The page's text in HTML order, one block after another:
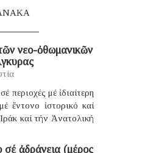
νεο-ὀθωμανικῶν
περιοχές μέ ἰδιαίτερη
ἔντονο ἱστορικό καί
καί τήν Ἀνατολική
ἀδράνεια (μέρος